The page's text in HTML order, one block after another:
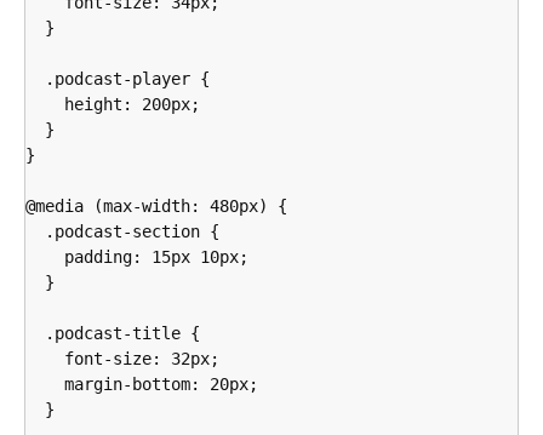
  }
  .podcast-player {
    height: 200px;
  }
}
@media (max-width: 480px) {
  .podcast-section {
    padding: 15px 10px;
  }
  .podcast-title {
    font-size: 32px;
    margin-bottom: 20px;
  }